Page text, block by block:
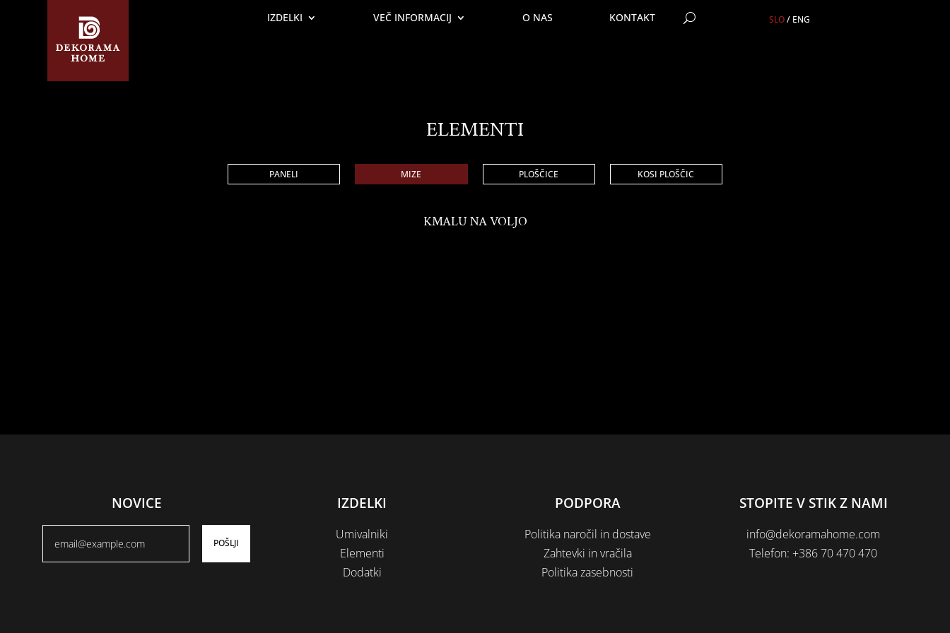
IZDELKI VEČ INFORMACIJ O NAS KONTAKT SLO/ ENG
ELEMENTI
PANELI MIZE PLOŠČICE KOSI PLOŠČIC
KMALU NA VOLJO
NOVICE
POŠLJI
IZDELKI
Umivalniki
Elementi
Dodatki
PODPORA
Politika naročil in dostave
Zahtevki in vračila
Politika zasebnosti
STOPITE V STIK Z NAMI
info@dekoramahome.com
Telefon: +386 70 470 470